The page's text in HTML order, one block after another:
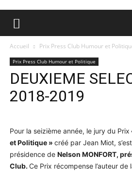
Accueil Prix Press Club Humour et
Prix Press Club Humour et Politique
DEUXIEME
2018-2019
Pour la seizième année, le jury du Prix
et Politique » créé par Jean Miot,
présidence de Nelson MONFORT,
Club. Ce Prix récompense l’auteur de